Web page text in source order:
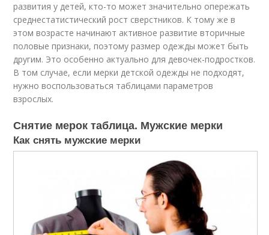
развития у детей, кто-то может значительно опережать
среднестатистический рост сверстников. К тому же в
этом возрасте начинают активное развитие вторичные
половые признаки, поэтому размер одежды может быть
другим. Это особенно актуально для девочек-подростков.
В том случае, если мерки детской одежды не подходят,
нужно воспользоваться таблицами параметров
взрослых.
Снятие мерок таблица. Мужские мерки
Как снять мужские мерки